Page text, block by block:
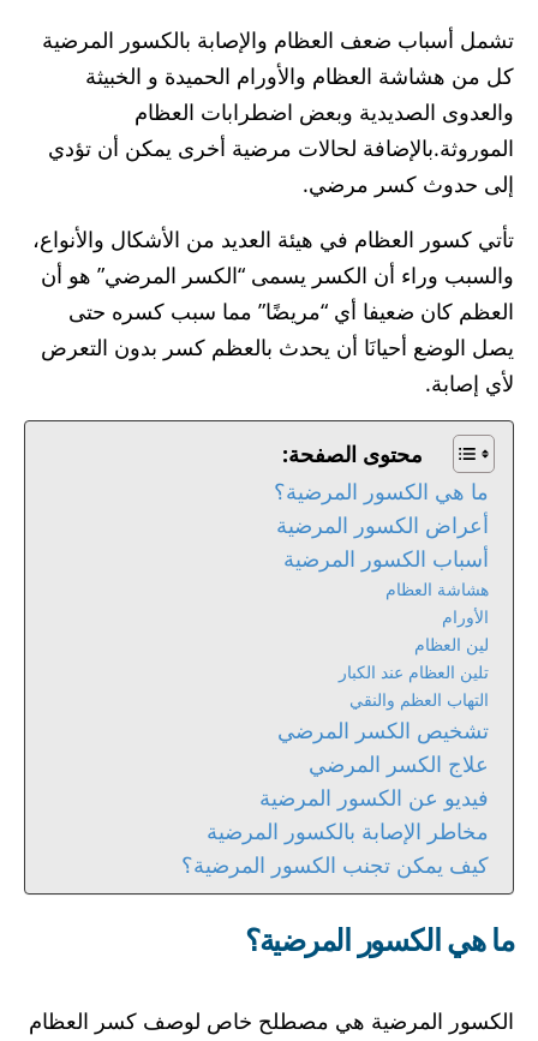
تشمل أسباب ضعف العظام والإصابة بالكسور المرضية
كل من هشاشة العظام والأورام الحميدة و الخبيثة
والعدوى الصديدية وبعض اضطرابات العظام
الموروثة.بالإضافة لحالات مرضية أخرى يمكن أن تؤدي
إلى حدوث كسر مرضي.
تأتي كسور العظام في هيئة العديد من الأشكال والأنواع،
والسبب وراء أن الكسر يسمى “الكسر المرضي” هو أن
العظم كان ضعيفا أي “مريضًا” مما سبب كسره حتى
يصل الوضع أحيانَا أن يحدث بالعظم كسر بدون التعرض
لأي إصابة.
محتوى الصفحة:
ما هي الكسور المرضية؟
أعراض الكسور المرضية
أسباب الكسور المرضية
هشاشة العظام
الأورام
لين العظام
تلين العظام عند الكبار
التهاب العظم والنقي
تشخيص الكسر المرضي
علاج الكسر المرضي
فيديو عن الكسور المرضية
مخاطر الإصابة بالكسور المرضية
كيف يمكن تجنب الكسور المرضية؟
ما هي الكسور المرضية؟
الكسور المرضية هي مصطلح خاص لوصف كسر العظام